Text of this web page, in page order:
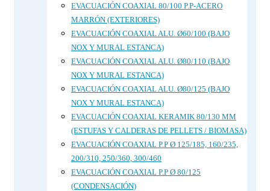
EVACUACIÓN COAXIAL 80/100 P.P-ACERO
MARRÓN (EXTERIORES)
EVACUACIÓN COAXIAL ALU. Ø60/100 (BAJO
NOX Y MURAL ESTANCA)
EVACUACIÓN COAXIAL ALU. Ø80/110 (BAJO
NOX Y MURAL ESTANCA)
EVACUACIÓN COAXIAL ALU. Ø80/125 (BAJO
NOX Y MURAL ESTANCA)
EVACUACIÓN COAXIAL KERAMIK 80/130 MM
(ESTUFAS Y CALDERAS DE PELLETS / BIOMASA)
EVACUACIÓN COAXIAL P.P Ø 125/185, 160/235,
200/310, 250/360, 300/460
EVACUACIÓN COAXIAL P.P Ø 80/125
(CONDENSACIÓN)